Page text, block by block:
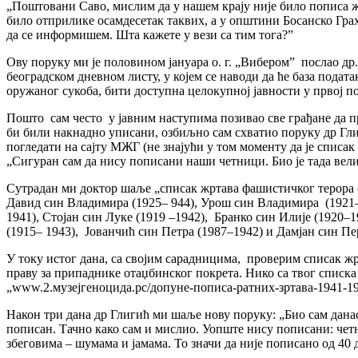
„Поштовани Саво, мислим да у нашем крају није било пописа
било отприлике осамдесетак таквих, а у општини Босанско
да се информишем. Шта кажете у вези са тим тога?”
Ову поруку ми је половином јануара о. г. „Вибером” послао
београдском дневном листу, у којем се наводи да ће база
оружаног сукоба, бити доступна целокупној јавности у
Пошто сам често у јавним наступима позивао све грађане да
би били накнадно уписани, озбиљно сам схватио поруку др
погледати на сајту МЖГ (не знајући у том моменту да је
„Сигуран сам да нису пописани наши четници. Био је тада
Сутрадан ми доктор шаље „списак жртава фашистичког
Давид син Владимира (1925– 944), Урош син Владимира
1941), Стојан син Луке (1919 –1942), Бранко син Илије
(1915– 1943), Јованчић син Петра (1987–1942) и Дамјан син
У току истог дана, са својим сарадницима, проверим списак
праву за припаднике отаџбинског покрета. Нико са твог
„www.2.музејгеноцида.рс/допуне-пописа-ратних-зртава-1941-
Након три дана др Глигић ми шаље нову поруку: „Био сам
пописан. Тачно како сам и мислио. Уопште нису пописани:
збеговима – шумама и јамама. То значи да није пописано